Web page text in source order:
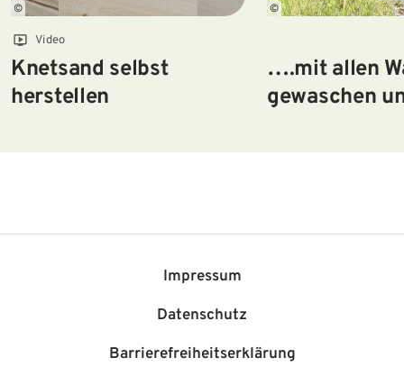
©
Video
Knetsand selbst
herstellen
©
….mit allen
gewaschen
Impressum
Datenschutz
Barriere­freiheits­erklärung